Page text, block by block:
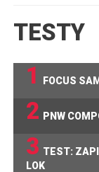
TESTY
1
FOCUS
2 PNW
3 TEST:
LOK